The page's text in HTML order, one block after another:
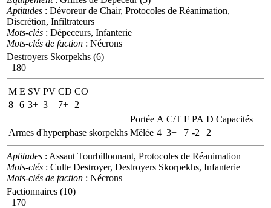
Aptitudes : Dévoreur de Chair, Protocoles de Réanimation,
Discrétion, Infiltrateurs
Mots-clés : Dépeceurs, Infanterie
Mots-clés de faction : Nécrons
Destroyers Skorpekhs (6)
180
M E SV PV CD CO
8 6 3+ 3 7+
2
Portée A C/T F PA D Capacités
Armes d'hyperphase skorpekhs Mêlée 4 3+ 7 -2 2
Aptitudes : Assaut Tourbillonnant, Protocoles de Réanimation
Mots-clés : Culte Destroyer, Destroyers Skorpekhs, Infanterie
Mots-clés de faction : Nécrons
Factionnaires (10)
170